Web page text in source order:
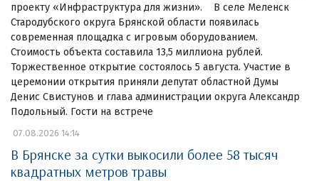
проекту «Инфраструктура для жизни». В селе Меленск
Стародубского округа Брянской области появилась
современная площадка с игровым оборудованием.
Стоимость объекта составила 13,5 миллиона рублей.
Торжественное открытие состоялось 5 августа. Участие в
церемонии открытия приняли депутат областной Думы
Денис Свистунов и глава администрации округа Александр
Подольный. Гости на встрече
07.08.2026 14:14
В Брянске за сутки выкосили более 58 тысяч
квадратных метров травы